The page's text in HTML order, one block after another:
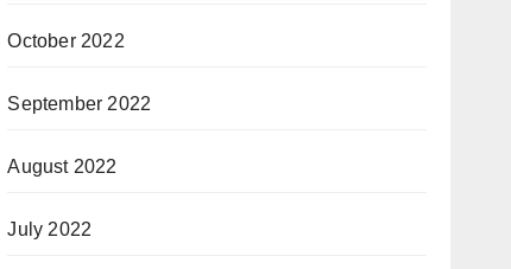
October 2022
September 2022
August 2022
July 2022